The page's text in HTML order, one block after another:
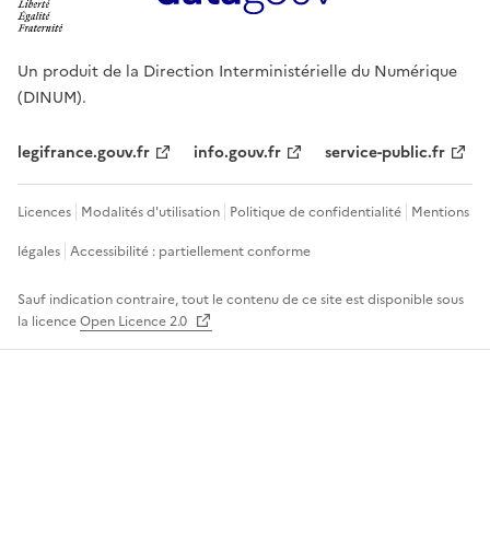
Un produit de la Direction Interministérielle du Numérique
(DINUM).
legifrance.gouv.fr info.gouv.fr service-public.fr
Licences Modalités d'utilisation Politique de confidentialité Mentions
légales Accessibilité : partiellement conforme
Sauf indication contraire, tout le contenu de ce site est disponible sous
la licenceOpen Licence 2.0